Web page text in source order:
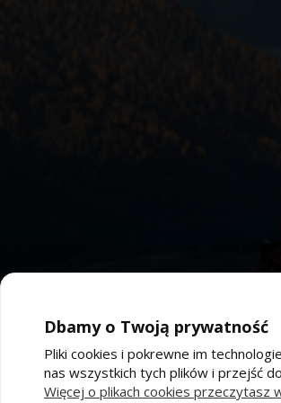
Pomoc
Dbamy o Twoją prywatność
Pliki cookies i pokrewne im
nas wszystkich tych plików i przejść
Więcej o plikach cookies przeczytasz